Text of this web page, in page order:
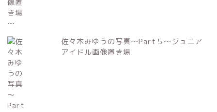
佐々木みゆうの写真～Part５～ジュニア
アイドル画像置き場